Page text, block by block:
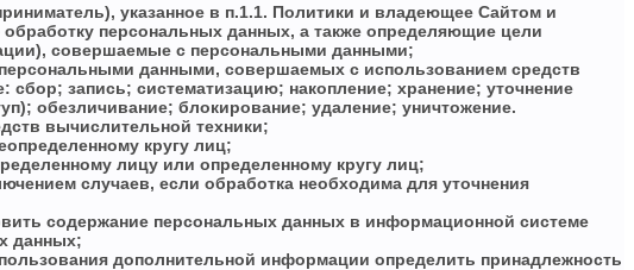
указанное в п.1.1. Политики и владеющее Сайтом и
персональных данных, а также определяющие цели
совершаемые с персональными данными;
данными, совершаемых с использованием средств
запись; систематизацию; накопление; хранение; уточнение
обезличивание; блокирование; удаление; уничтожение.
вычислительной техники;
кругу лиц;
лицу или определенному кругу лиц;
случаев, если обработка необходима для уточнения
содержание персональных данных в информационной системе
данных;
дополнительной информации определить принадлежность